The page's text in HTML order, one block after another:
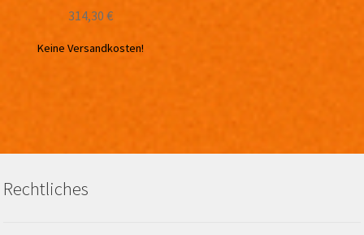
314,30 €
Keine Versandkosten!
Rechtliches